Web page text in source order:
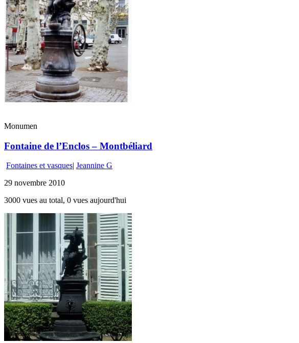
Monumen
Fontaine de l’Enclos – Montbéliard
Fontaines et vasques| Jeannine G
29 novembre 2010
3000 vues au total, 0 vues aujourd'hui